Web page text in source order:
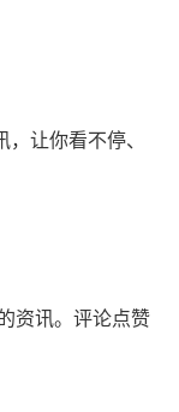
让你看不停、
资讯。评论点赞